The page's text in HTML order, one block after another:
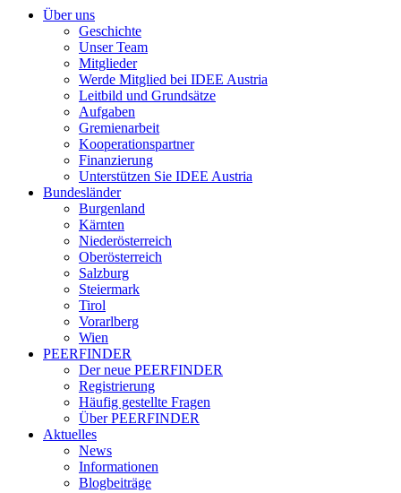
Über uns
Geschichte
Unser Team
Mitglieder
Werde Mitglied bei IDEE Austria
Leitbild und Grundsätze
Aufgaben
Gremienarbeit
Kooperationspartner
Finanzierung
Unterstützen Sie IDEE Austria
Bundesländer
Burgenland
Kärnten
Niederösterreich
Oberösterreich
Salzburg
Steiermark
Tirol
Vorarlberg
Wien
PEERFINDER
Der neue PEERFINDER
Registrierung
Häufig gestellte Fragen
Über PEERFINDER
Aktuelles
News
Informationen
Blogbeiträge